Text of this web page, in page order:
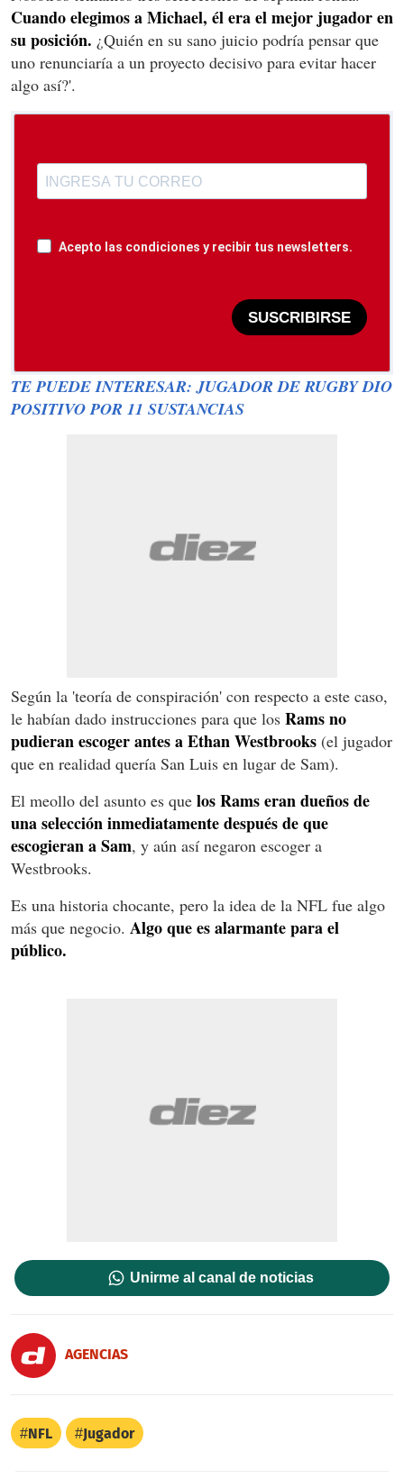
Cuando elegimos a Michael, él era el mejor jugador en
su posición. ¿Quién en su sano juicio podría pensar que
uno renunciaría a un proyecto decisivo para evitar hacer
algo así?'.
Acepto las condiciones y recibir tus newsletters.
SUSCRIBIRSE
TE PUEDE INTERESAR: JUGADOR DE RUGBY DIO
POSITIVO POR 11 SUSTANCIAS
Según la 'teoría de conspiración' con respecto a este caso,
le habían dado instrucciones para que los Rams no
pudieran escoger antes a Ethan Westbrooks (el jugador
que en realidad quería San Luis en lugar de Sam).
El meollo del asunto es que los Rams eran dueños de
una selección inmediatamente después de que
escogieran a Sam, y aún así negaron escoger a
Westbrooks.
Es una historia chocante, pero la idea de la NFL fue algo
más que negocio. Algo que es alarmante para el
público.
Unirme al canal de noticias
AGENCIAS
NFL Jugador